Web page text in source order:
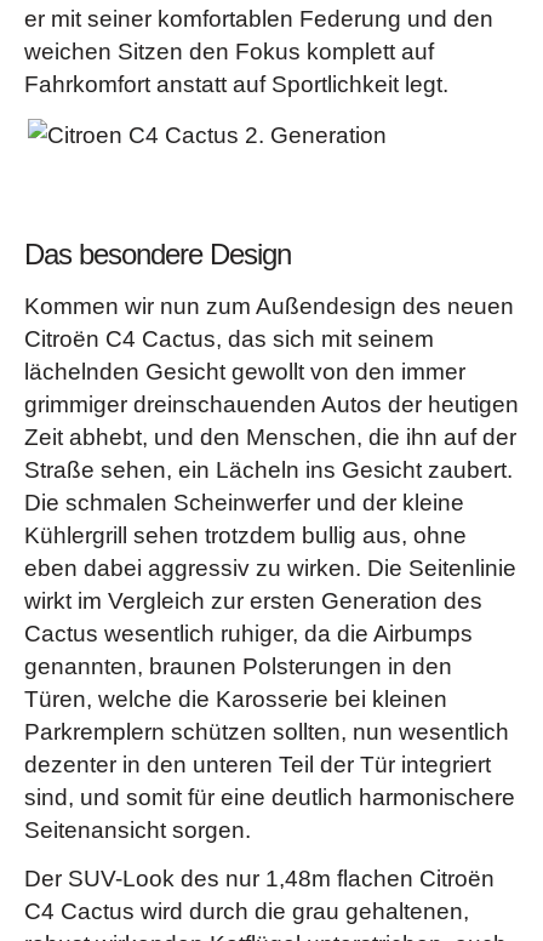
er mit seiner komfortablen Federung und den
weichen Sitzen den Fokus komplett auf
Fahrkomfort anstatt auf Sportlichkeit legt.
Das besondere Design
Kommen wir nun zum Außendesign des neuen
Citroën C4 Cactus, das sich mit seinem
lächelnden Gesicht gewollt von den immer
grimmiger dreinschauenden Autos der heutigen
Zeit abhebt, und den Menschen, die ihn auf der
Straße sehen, ein Lächeln ins Gesicht zaubert.
Die schmalen Scheinwerfer und der kleine
Kühlergrill sehen trotzdem bullig aus, ohne
eben dabei aggressiv zu wirken. Die Seitenlinie
wirkt im Vergleich zur ersten Generation des
Cactus wesentlich ruhiger, da die Airbumps
genannten, braunen Polsterungen in den
Türen, welche die Karosserie bei kleinen
Parkremplern schützen sollten, nun wesentlich
dezenter in den unteren Teil der Tür integriert
sind, und somit für eine deutlich harmonischere
Seitenansicht sorgen.
Der SUV-Look des nur 1,48m flachen Citroën
C4 Cactus wird durch die grau gehaltenen,